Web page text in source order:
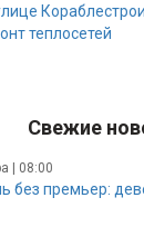
теплосетей
Свежие
| 08:00
без премьер: